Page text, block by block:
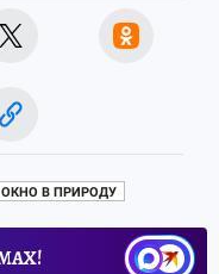
В ПРИРОДУ